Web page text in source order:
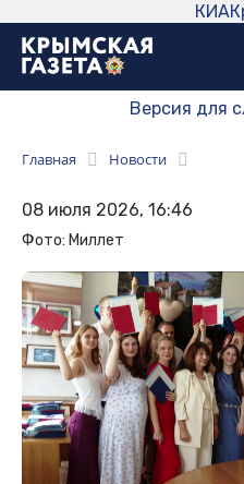
КИА
Версия для
Главная Новости
08 июля 2026, 16:46
Фото: Миллет